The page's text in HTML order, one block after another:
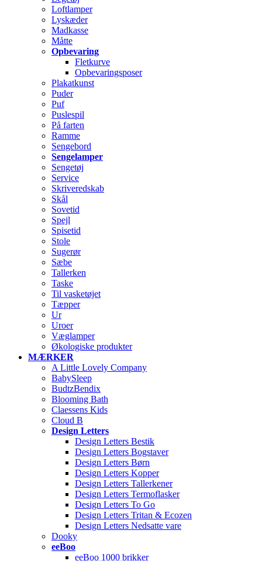
Loftlamper
Lyskæder
Madkasse
Måtte
Opbevaring
Fletkurve
Opbevaringsposer
Plakatkunst
Puder
Puf
Puslespil
På farten
Ramme
Sengebord
Sengelamper
Sengetøj
Service
Skriveredskab
Skål
Sovetid
Spejl
Spisetid
Stole
Sugerør
Sæbe
Tallerken
Taske
Til vasketøjet
Tæpper
Ur
Uroer
Væglamper
Økologiske produkter
MÆRKER
A Little Lovely Company
BabySleep
BudtzBendix
Blooming Bath
Claessens Kids
Cloud B
Design Letters
Design Letters Bestik
Design Letters Bogstaver
Design Letters Børn
Design Letters Kopper
Design Letters Tallerkener
Design Letters Termoflasker
Design Letters To Go
Design Letters Tritan & Ecozen
Design Letters Nedsatte vare
Dooky
eeBoo
eeBoo 1000 brikker